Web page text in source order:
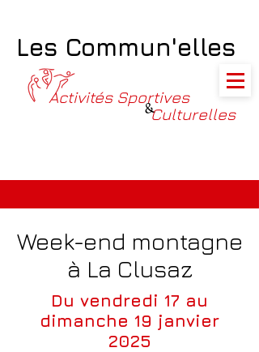
Les Commun'elles
Activités Sportives
&Culturelles
Week-end montagne
à La Clusaz
Du vendredi 17 au
dimanche 19 janvier
2025